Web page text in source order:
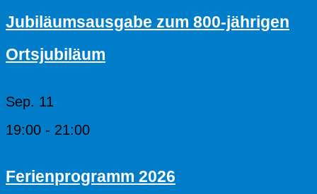
Jubiläumsausgabe zum 800-jährigen
Ortsjubiläum
Sep. 11
19:00 - 21:00
Ferienprogramm 2026